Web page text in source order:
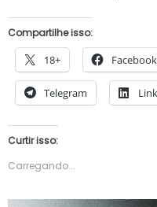
Compartilhe isso:
18+ Facebook
Telegram
Curtir isso:
Carregando...